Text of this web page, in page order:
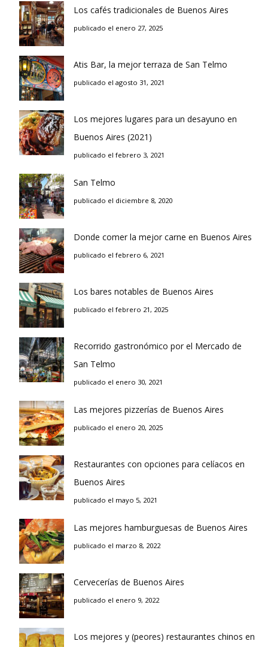
Los cafés tradicionales de Buenos Aires
publicado el enero 27, 2025
Atis Bar, la mejor terraza de San Telmo
publicado el agosto 31, 2021
Los mejores lugares para un desayuno en
Buenos Aires (2021)
publicado el febrero 3, 2021
San Telmo
publicado el diciembre 8, 2020
Donde comer la mejor carne en Buenos Aires
publicado el febrero 6, 2021
Los bares notables de Buenos Aires
publicado el febrero 21, 2025
Recorrido gastronómico por el Mercado de
San Telmo
publicado el enero 30, 2021
Las mejores pizzerías de Buenos Aires
publicado el enero 20, 2025
Restaurantes con opciones para celíacos en
Buenos Aires
publicado el mayo 5, 2021
Las mejores hamburguesas de Buenos Aires
publicado el marzo 8, 2022
Cervecerías de Buenos Aires
publicado el enero 9, 2022
Los mejores y (peores) restaurantes chinos en